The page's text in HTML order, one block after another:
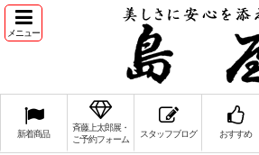
メニュー
新着商品
斉藤上太郎展・
ご予約フォーム
スタッフブログ おすすめ